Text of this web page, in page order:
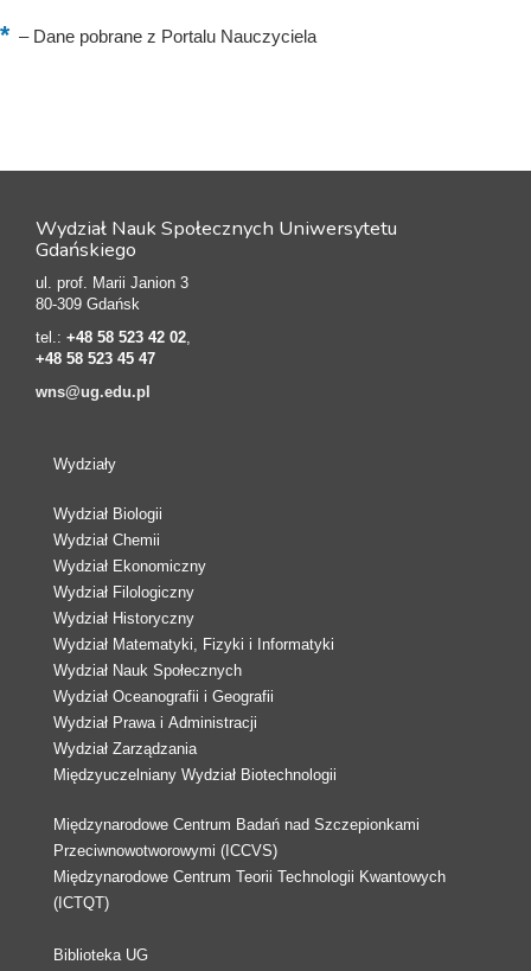
–Dane pobrane z Portalu Nauczyciela
Wydział Nauk Społecznych Uniwersytetu
Gdańskiego
ul. prof. Marii Janion 3
80-309 Gdańsk
tel.: +48 58 523 42 02,
+48 58 523 45 47
wns@ug.edu.pl
Wydziały
Wydział Biologii
Wydział Chemii
Wydział Ekonomiczny
Wydział Filologiczny
Wydział Historyczny
Wydział Matematyki, Fizyki i Informatyki
Wydział Nauk Społecznych
Wydział Oceanografii i Geografii
Wydział Prawa i Administracji
Wydział Zarządzania
Międzyuczelniany Wydział Biotechnologii
Międzynarodowe Centrum Badań nad Szczepionkami
Przeciwnowotworowymi (ICCVS)
Międzynarodowe Centrum Teorii Technologii Kwantowych
(ICTQT)
Biblioteka UG